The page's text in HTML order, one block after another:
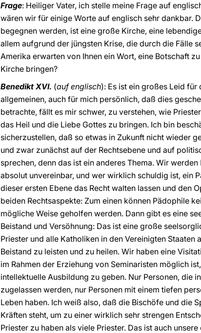
Frage: Heiliger Vater, ich stelle meine Frage auf
wären wir für einige Worte auf englisch sehr dankbar.
begegnen werden, ist eine große Kirche, eine
allem aufgrund der jüngsten Krise, die durch die Fälle
Amerika erwarten von Ihnen ein Wort, eine Botschaft
Kirche bringen?
Benedikt XVI. (auf englisch): Es ist ein großes Leid
allgemeinen, auch für mich persönlich, daß dies
betrachte, fällt es mir schwer, zu verstehen, wie
das Heil und die Liebe Gottes zu bringen. Ich bin
sicherzustellen, daß so etwas in Zukunft nicht wieder
und zwar zunächst auf der Rechtsebene und auf
sprechen, denn das ist ein anderes Thema. Wir
absolut unvereinbar, und wer wirklich schuldig ist, ein
dieser ersten Ebene das Recht walten lassen und den
beiden Rechtsaspekte: Zum einen können Pädophile
mögliche Weise geholfen werden. Dann gibt es eine
Beistand und Versöhnung: Das ist eine große
Priester und alle Katholiken in den Vereinigten
Beistand zu leisten und zu heilen. Wir haben eine
im Rahmen der Erziehung von Seminaristen möglich
intellektuelle Ausbildung zu geben. Nur Personen, die
zugelassen werden, nur Personen mit einem tiefen
Leben haben. Ich weiß also, daß die Bischöfe und die
Kräften steht, um zu einer wirklich sehr strengen
Priester zu haben als viele Priester. Das ist auch